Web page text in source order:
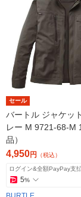
セール
バートル ジャケッ
レー M 9721-68-M
品）
4,950円 （税込）
ログイン&全額PayPay支
5%